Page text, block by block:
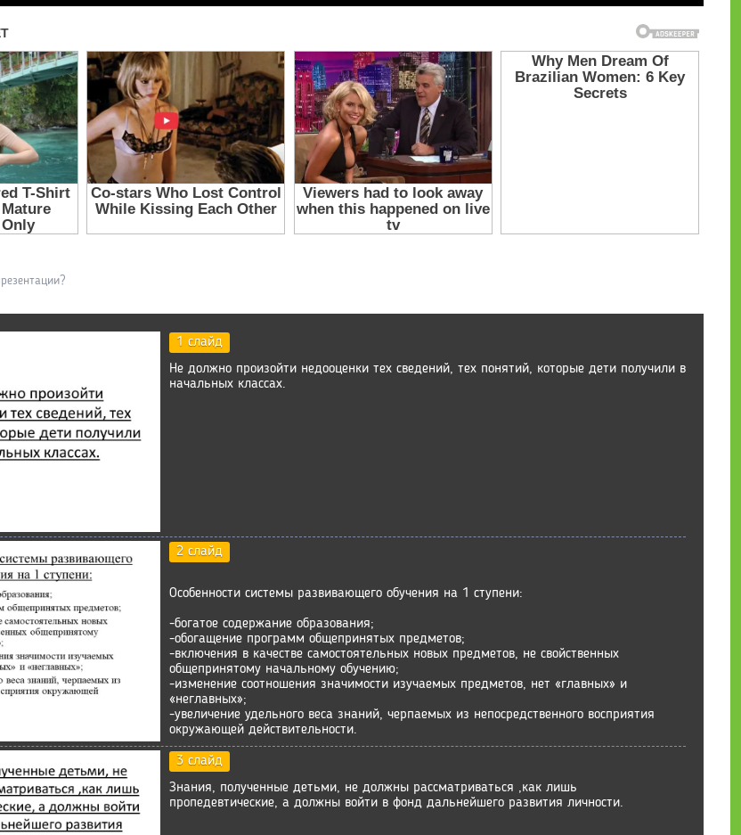
1 слайд
Не должно произойти недооценки тех сведений, тех понятий, которые дети получили в
начальных классах.
2 слайд
Особенности системы развивающего обучения на 1 ступени:
-богатое содержание образования;
-обогащение программ общепринятых предметов;
-включения в качестве самостоятельных новых предметов, не свойственных
общепринятому начальному обучению;
-изменение соотношения значимости изучаемых предметов, нет «главных» и
«неглавных»;
-увеличение удельного веса знаний, черпаемых из непосредственного восприятия
окружающей действительности.
3 слайд
Знания, полученные детьми, не должны рассматриваться ,как лишь
пропедевтические, а должны войти в фонд дальнейшего развития личности.